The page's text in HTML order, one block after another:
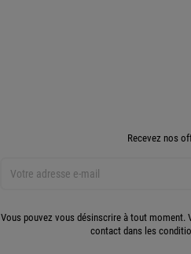
Recevez nos
Vous pouvez vous désinscrire à tout
contact dans les